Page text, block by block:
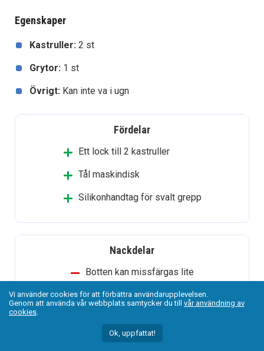
Egenskaper
Kastruller: 2 st
Grytor: 1 st
Övrigt: Kan inte va i ugn
Fördelar
Ett lock till 2 kastruller
Tål maskindisk
Silikonhandtag för svalt grepp
Nackdelar
Botten kan missfärgas lite
Vi använder cookies för att förbättra användarupplevelsen.
Genom att använda vår webbplats samtycker du till vår användning av
cookies.
Ok, uppfattat!